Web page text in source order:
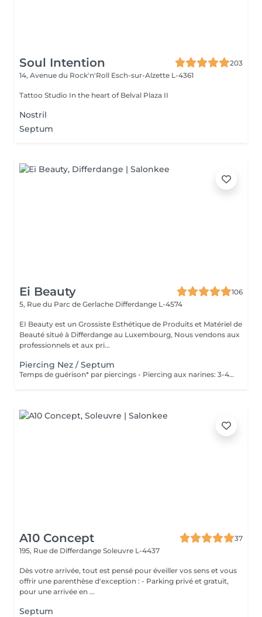
Soul Intention
203
14, Avenue du Rock'n'Roll Esch-sur-Alzette L-4361
Tattoo Studio In the heart of Belval Plaza II
Nostril
Septum
Ei Beauty
106
5, Rue du Parc de Gerlache Differdange L-4574
EI Beauty est un Grossiste Esthétique de Produits et Matériel de
Beauté situé à Differdange au Luxembourg, Nous vendons aux
professionnels et aux pri...
Piercing Nez / Septum
Temps de guérison* par piercings - Piercing aux narines: 3-4 semaines - Piercing septum: 4-8 semaines *Notez également qu'il est indispensable de réaliser les soins quotidiennement pour que la cicatrisation se fasse dans les meilleures conditions. *La guérison est différente d'une personne à l'autre **Si vous êtes mineur, l'autorisation parentale est obligatoire.
A10 Concept
37
195, Rue de Differdange Soleuvre L-4437
Dès votre arrivée, tout est pensé pour éveiller vos sens et vous
offrir une parenthèse d'exception : - Parking privé et gratuit,
pour une arrivée en ...
Septum